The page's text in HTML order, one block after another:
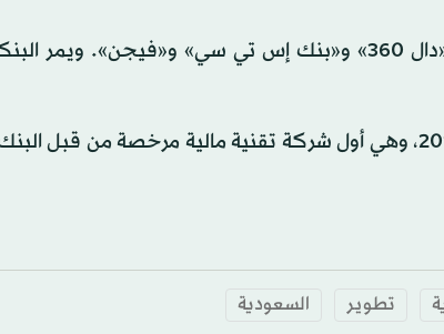
وكان البنك المركزي السعودي رخّص ثلاثة بنوك رقمية، هي «دال 360» و«بنك إس تي سي» و«فيجن».
وتأسست شركة «إس تي سي باي» في أكتوبر (تشرين الأول) 2018، وهي أول شركة تقنية مالية مرخصة من
تطوير السعودية